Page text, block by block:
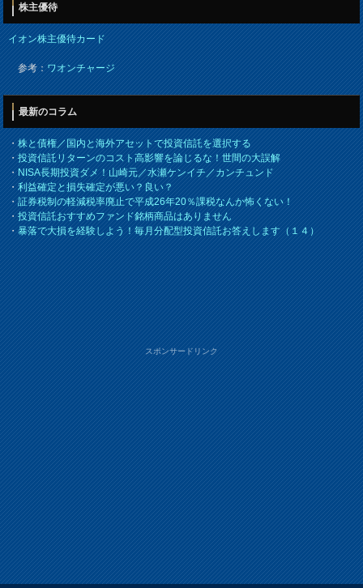
株主優待
イオン株主優待カード
参考：ワオンチャージ
最新のコラム
・株と債権／国内と海外アセットで投資信託を選択する
・投資信託リターンのコスト高影響を論じるな！世間の大誤解
・NISA長期投資ダメ！山崎元／水瀬ケンイチ／カンチュンド
・利益確定と損失確定が悪い？良い？
・証券税制の軽減税率廃止で平成26年20％課税なんか怖くない！
・投資信託おすすめファンド銘柄商品はありません
・暴落で大損を経験しよう！毎月分配型投資信託お答えします（１４）
スポンサードリンク